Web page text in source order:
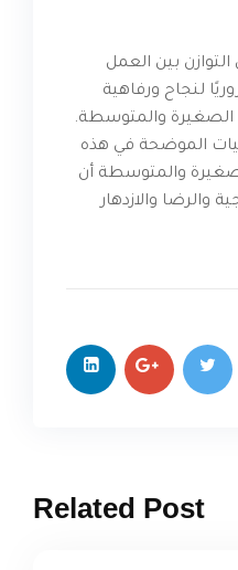
بين العمل
لنجاح ورفاهية
والمتوسطة.
الموضحة في هذه
والمتوسطة أن
والرضا والازدهار
Related Post